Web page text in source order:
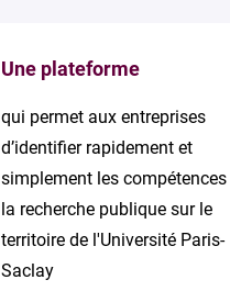
Une plateforme
qui permet aux entreprises
d’identifier rapidement et
simplement les compétences
la recherche publique sur le
territoire de l'Université Paris-
Saclay